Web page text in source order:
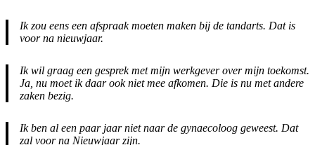
Ik zou eens een afspraak moeten maken bij de tandarts. Dat is
voor na nieuwjaar.
Ik wil graag een gesprek met mijn werkgever over mijn toekomst.
Ja, nu moet ik daar ook niet mee afkomen. Die is nu met andere
zaken bezig.
Ik ben al een paar jaar niet naar de gynaecoloog geweest. Dat
zal voor na Nieuwjaar zijn.